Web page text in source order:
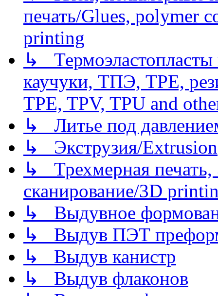
печать/Glues, polymer
printing
↳
каучуки, ТПЭ, TPE,
TPE, TPV, TPU and
↳ Литье под
↳ Экструзия/Extrusion
↳ Трехмерная
сканирование/3D
↳ Выдувное
↳ Выдув ПЭТ
↳ Выдув канистр
↳ Выдув флаконов